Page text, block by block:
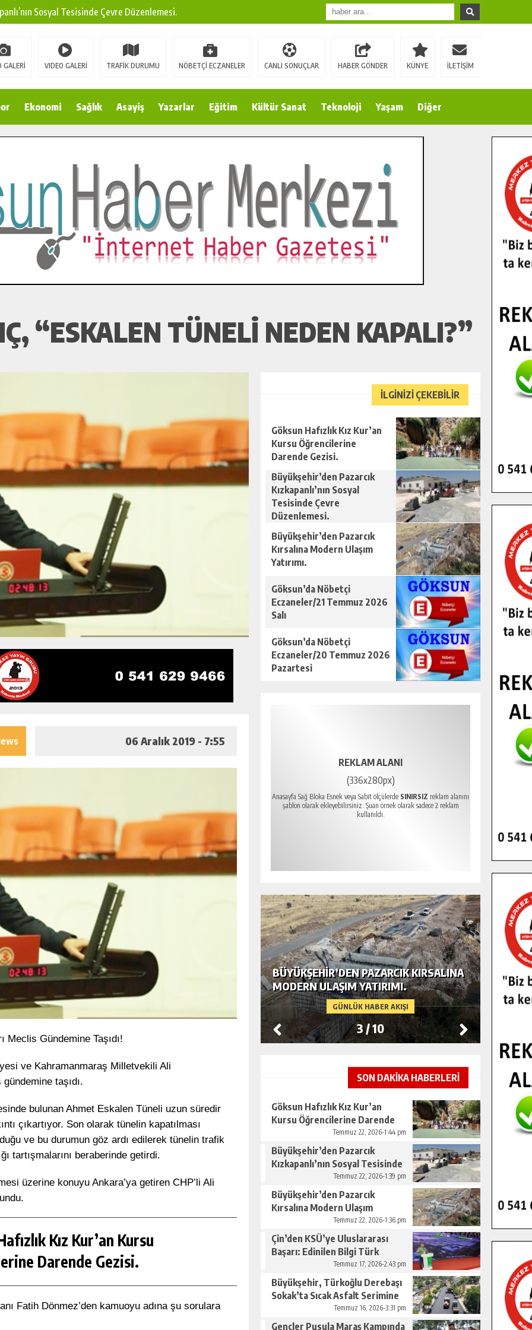
Modern Ulaşım Yatırımı.
Edinilen Bilgi Türk Tarımına Katkı Sağlayacak.
Sıcak Asfalt Serimine Başladı.
DUALARLA ANILDI.
GALERİ VIDEO GALERİ TRAFİK DURUMU NÖBETÇİ ECZANELER CANLI SONUÇLAR HABER GÖNDER KÜNYE İLETİŞİM
Ekonomi Sağlık Asayiş Yazarlar Eğitim Kültür Sanat Teknoloji Yaşam Diğer
“ESKALEN TÜNELI NEDEN KAPALI?”
06 Aralık 2019 - 7:55
Gündemine Taşıdı!
ve Kahramanmaraş Milletvekili Ali
taşıdı.
bulunan Ahmet Eskalen Tüneli uzun süredir
çıkartıyor. Son olarak tünelin kapatılması
ve bu durumun göz ardı edilerek tünelin trafik
tartışmalarını beraberinde getirdi.
üzerine konuyu Ankara’ya getiren CHP’li Ali
Kız Kur’an Kursu
Darende Gezisi.
Fatih Dönmez’den kamuoyu adına şu sorulara
İLGİNİZİ ÇEKEBİLİR
Göksun Hafızlık Kız Kur’an
Kursu Öğrencilerine
Darende Gezisi.
Büyükşehir’den Pazarcık
Kızkapanlı’nın Sosyal
Tesisinde Çevre
Düzenlemesi.
Büyükşehir’den Pazarcık
Kırsalına Modern Ulaşım
Yatırımı.
Göksun’da Nöbetçi
Eczaneler/21 Temmuz 2026
Salı
Göksun’da Nöbetçi
Eczaneler/20 Temmuz 2026
Pazartesi
REKLAM ALANI
(336x280px)
Anasayfa Sağ Bloka Esnek veya Sabit ölçülerde SINIRSIZ reklam alanını
şablon olarak ekleyebilirsiniz. Şuan örnek olarak sadece 2 reklam
kullanıldı.
BÜYÜKŞEHIR’DEN PAZARCIK
KIZKAPANLI’NIN SOSYAL TESISINDE
ÇEVRE DÜZENLEMESI.
GÜNLÜK HABER AKIŞI
BÜYÜKŞEHIR’DEN PAZARCIK KIRSALINA
MODERN ULAŞIM YATIRIMI.
3/10
SON DAKİKA HABERLERİ
Göksun Hafızlık Kız Kur’an
Kursu Öğrencilerine Darende
Temmuz 22, 2026-1:44 pm
Büyükşehir’den Pazarcık
Kızkapanlı’nın Sosyal Tesisinde
Çevre Düzenlemesi.Temmuz 22, 2026-1:39 pm
Büyükşehir’den Pazarcık
Kırsalına Modern Ulaşım
Temmuz 22, 2026-1:36 pm
Çin’den KSÜ’ye Uluslararası
Başarı: Edinilen Bilgi Türk
Tarımına Katkı Sağlayacak.
Temmuz 17, 2026-2:43 pm
Büyükşehir, Türkoğlu Derebaşı
Sokak’ta Sıcak Asfalt Serimine
Temmuz 16, 2026-3:31 pm
Gençler Pusula Maraş Kampında